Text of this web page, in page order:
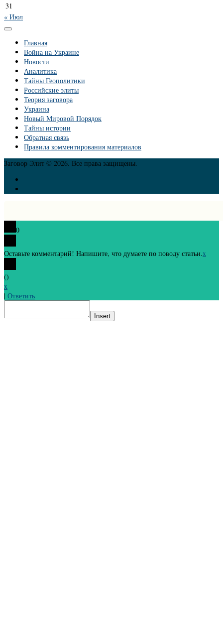
31
« Июл
Главная
Война на Украине
Новости
Аналитика
Тайны Геополитики
Российские элиты
Теория заговора
Украина
Новый Мировой Порядок
Тайны истории
Обратная связь
Правила комментирования материалов
Заговор Элит © 2026. Все права защищены.
0
Оставьте комментарий! Напишите, что думаете по поводу статьи.x
()
x
| Ответить
Insert